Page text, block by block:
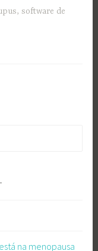
,software de
na menopausa